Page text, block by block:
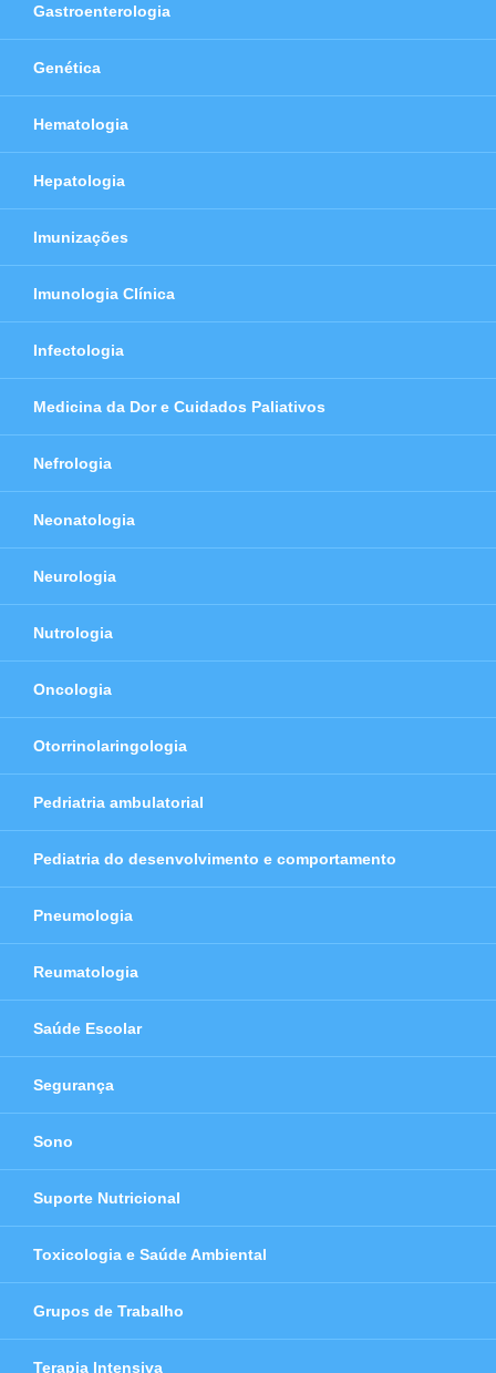
Gastroenterologia
Genética
Hematologia
Hepatologia
Imunizações
Imunologia Clínica
Infectologia
Medicina da Dor e Cuidados Paliativos
Nefrologia
Neonatologia
Neurologia
Nutrologia
Oncologia
Otorrinolaringologia
Pedriatria ambulatorial
Pediatria do desenvolvimento e comportamento
Pneumologia
Reumatologia
Saúde Escolar
Segurança
Sono
Suporte Nutricional
Toxicologia e Saúde Ambiental
Grupos de Trabalho
Terapia Intensiva